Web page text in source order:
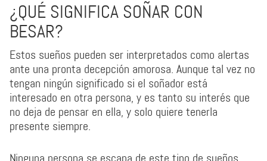
¿QUÉ SIGNIFICA SOÑAR CON
BESAR?
Estos sueños pueden ser interpretados como alertas
ante una pronta decepción amorosa. Aunque tal vez no
tengan ningún significado si el soñador está
interesado en otra persona, y es tanto su interés que
no deja de pensar en ella, y solo quiere tenerla
presente siempre.